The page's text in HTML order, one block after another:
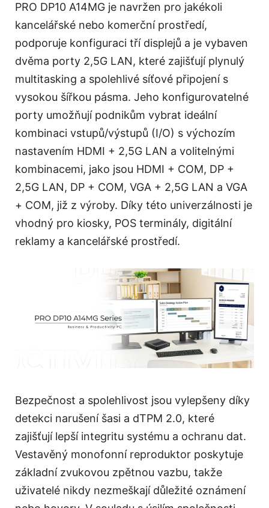
PRO DP10 A14MG je navržen pro jakékoli
kancelářské nebo komerční prostředí,
podporuje konfiguraci tří displejů a je vybaven
dvěma porty 2,5G LAN, které zajišťují plynulý
multitasking a spolehlivé síťové připojení s
vysokou šířkou pásma. Jeho konfigurovatelné
porty umožňují podnikům vybrat ideální
kombinaci vstupů/výstupů (I/O) s výchozím
nastavením HDMI + 2,5G LAN a volitelnými
kombinacemi, jako jsou HDMI + COM, DP +
2,5G LAN, DP + COM, VGA + 2,5G LAN a VGA
+ COM, již z výroby. Díky této univerzálnosti je
vhodný pro kiosky, POS terminály, digitální
reklamy a kancelářské prostředí.
Bezpečnost a spolehlivost jsou vylepšeny díky
detekci narušení šasi a dTPM 2.0, které
zajišťují lepší integritu systému a ochranu dat.
Vestavěný monofonní reproduktor poskytuje
základní zvukovou zpětnou vazbu, takže
uživatelé nikdy nezmeškají důležité oznámení